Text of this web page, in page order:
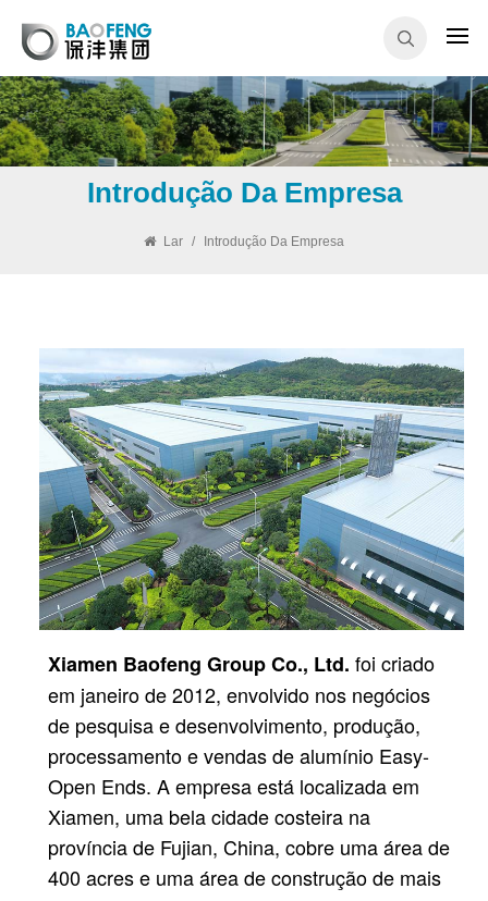
Introdução Da Empresa
Lar / Introdução Da Empresa
Xiamen Baofeng Group Co., Ltd.foi criado
em janeiro de 2012, envolvido nos negócios
de pesquisa e desenvolvimento, produção,
processamento e vendas de alumínio Easy-
Open Ends. A empresa está localizada em
Xiamen, uma bela cidade costeira na
província de Fujian, China, cobre uma área de
400 acres e uma área de construção de mais